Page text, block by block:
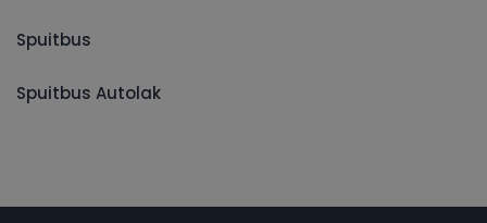
Spuitbus
Spuitbus Autolak